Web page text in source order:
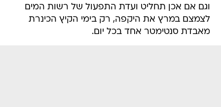
וגם אם אכן תחליט ועדת התפעול של רשות המים
לצמצם במרץ את היקפה, רק בימי הקיץ הכינרת
מאבדת סנטימטר אחד בכל יום.